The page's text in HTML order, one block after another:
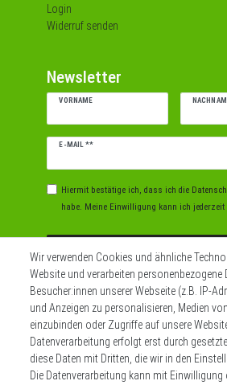
Login
Widerruf senden
Newsletter
VORNAME
E-MAIL **
Newsletter
Hiermit bestätige ich, dass ich die
habe. Meine Einwilligung kann ich
** Hierbei handelt es
Widerrufs­recht
Wir verwenden Cookies und ähnliche
Website und verarbeiten personenbezogene
Besucher:innen unserer Webseite (z.B. IP-
und Anzeigen zu personalisieren, Medien
einzubinden oder Zugriffe auf unsere
Datenverarbeitung erfolgt erst durch
diese Daten mit Dritten, die wir in den
Die Datenverarbeitung kann mit